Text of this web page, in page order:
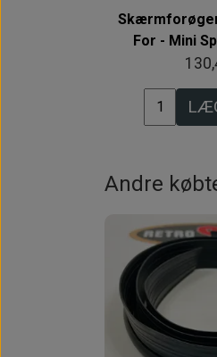
For - Mini
Andre